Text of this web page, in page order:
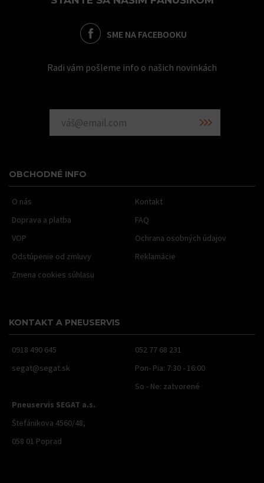
SME NA FACEBOOKU
Radi vám pošleme info o našich novinkách
OBCHODNÉ INFO
O nás
Kontakt
Doprava a platba
FAQ
VOP
Ochrana osobných údajov
Odstúpenie od zmluvy
Reklamácie
Zmena cookies súhlasu
KONTAKT A PNEUSERVIS
0918 490 645
052 77 68 231
segat@segat.sk
Pon- Pia: 7:30 - 16:00
So - Ne: zatvorené
Pneuservis SEGAT a.s.
Štefánikova 4560/48,
058 01 Poprad